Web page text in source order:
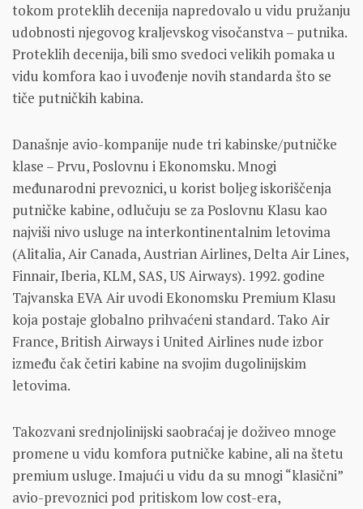
tokom proteklih decenija napredovalo u vidu pružanju
udobnosti njegovog kraljevskog visočanstva – putnika.
Proteklih decenija, bili smo svedoci velikih pomaka u
vidu komfora kao i uvođenje novih standarda što se
tiče putničkih kabina.
Današnje avio-kompanije nude tri kabinske/putničke
klase – Prvu, Poslovnu i Ekonomsku. Mnogi
međunarodni prevoznici, u korist boljeg iskoriščenja
putničke kabine, odlučuju se za Poslovnu Klasu kao
najviši nivo usluge na interkontinentalnim letovima
(Alitalia, Air Canada, Austrian Airlines, Delta Air Lines,
Finnair, Iberia, KLM, SAS, US Airways). 1992. godine
Tajvanska EVA Air uvodi Ekonomsku Premium Klasu
koja postaje globalno prihvaćeni standard. Tako Air
France, British Airways i United Airlines nude izbor
između čak četiri kabine na svojim dugolinijskim
letovima.
Takozvani srednjolinijski saobraćaj je doživeo mnoge
promene u vidu komfora putničke kabine, ali na štetu
premium usluge. Imajući u vidu da su mnogi “klasični”
avio-prevoznici pod pritiskom low cost-era,